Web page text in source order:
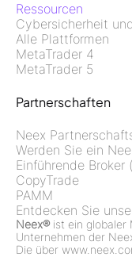
Ressourcen
Cybersicherheit
Alle Plattformen
MetaTrader 4
MetaTrader 5
Partnerschaften
Neex
Werden Sie ein
Einführende Broker
CopyTrade
PAMM
Entdecken Sie
Neex®ist ein globaler
Unternehmen der
Die über